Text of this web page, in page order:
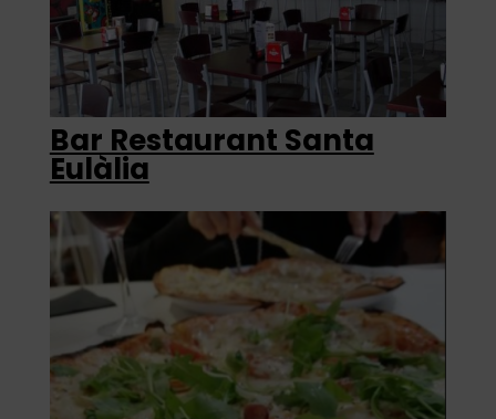
Bar Restaurant Santa
Eulàlia